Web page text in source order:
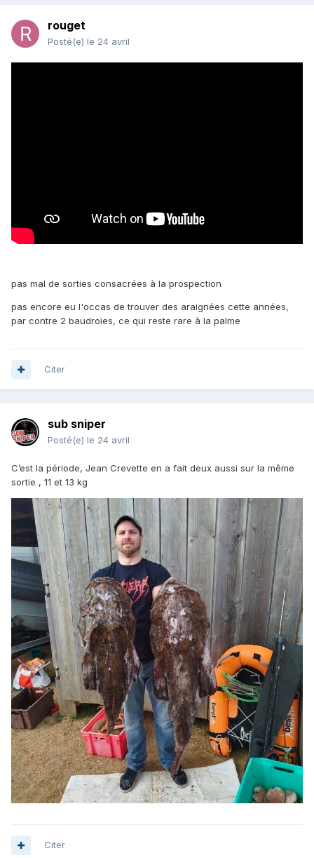
rouget
Posté(e) le 24 avril
pas mal de sorties consacrées à la prospection
pas encore eu l'occas de trouver des araignées cette années,
par contre 2 baudroies, ce qui reste rare à la palme
Citer
sub sniper
Posté(e) le 24 avril
C’est la période, Jean Crevette en a fait deux aussi sur la même
sortie , 11 et 13 kg
Citer